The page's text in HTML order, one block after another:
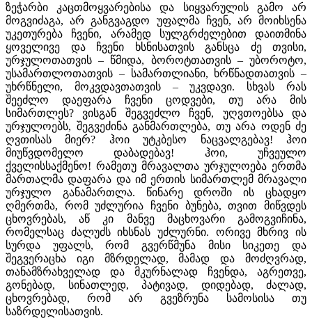
ზეჭარბი კაცთმოყვარებისა და სიყვარულის გამო არ
მოგვიძაგა, არ განგვაგდო უფალმა ჩვენ, არ მოიხსენა
უკეთურება ჩვენი, არამედ სულგრძელებით დაითმინა
ყოველივე და ჩვენი ხსნისათვის განსცა ძე თვისი,
ურჯულოთათვის – წმიდა, ბოროტთათვის – უბოროტო,
უსამართლოთათვის – სამართლიანი, ხრწნადთათვის –
უხრწნელი, მოკვდავთათვის – უკვდავი. სხვას რას
შეეძლო დაეფარა ჩვენი ცოდვები, თუ არა მის
სიმართლეს? ვისგან შეგვეძლო ჩვენ, უღვთოებსა და
ურჯულოებს, შეგვეძინა განმართლება, თუ არა ოდენ ძე
ღვთისას მიერ? ჰოი უტკბესო ნაცვალგებავ! ჰოი
მიუწვდომელო დაბადებავ! ჰოი, უჩვეულო
ქველისსაქმენო! რამეთუ მრავალთა ურჯულოება ერთმა
მართალმა დაფარა და იმ ერთის სიმართლემ მრავალი
ურჯულო განამართლა. წინარე დროში ის ცხადყო
ღმერთმა, რომ უძლურია ჩვენი ბუნება, თვით მიწვდეს
ცხოვრებას, აწ კი მანვე მაცხოვარი გამოგვიჩინა,
რომელსაც ძალუძს იხსნას უძლურნი. ორივე მხრივ ის
სურდა უფალს, რომ გვერწმუნა მისი სიკეთე და
შეგვერაცხა იგი მზრდელად, მამად და მოძღვრად,
თანამზრახველად და მკურნალად ჩვენდა, აგრეთვე,
გონებად, სინათლედ, პატივად, დიდებად, ძალად,
ცხოვრებად, რომ არ გვეზრუნა სამოსისა თუ
საზრდელისათვის.